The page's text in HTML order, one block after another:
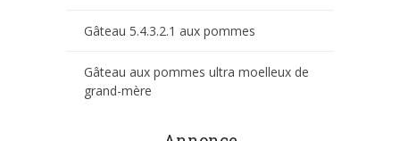
Gâteau 5.4.3.2.1 aux pommes
Gâteau aux pommes ultra moelleux de
grand-mère